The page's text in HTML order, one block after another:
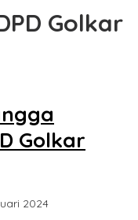
Golkar
Golkar
2024oleh